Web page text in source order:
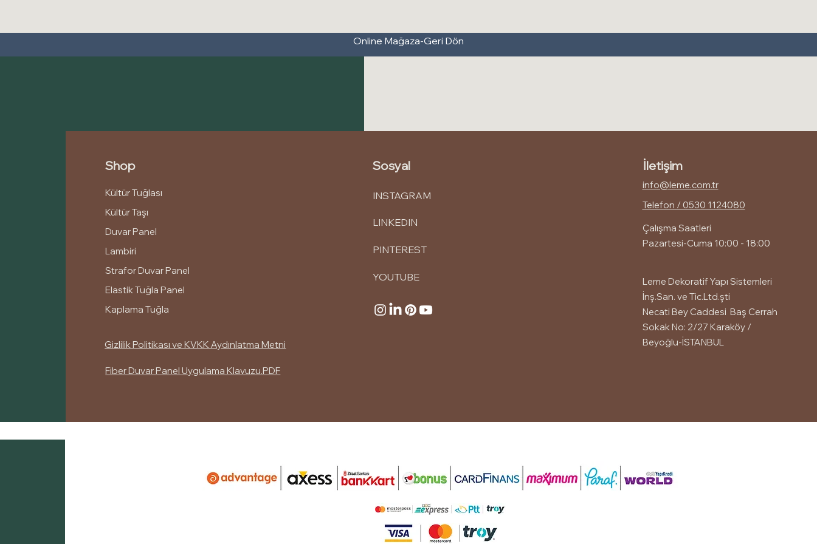
Online Mağaza-Geri Dön
Shop
Kültür Tuğlası
Kültür Taşı
Duvar Panel
Lambiri
Strafor Duvar Panel
Elastik Tuğla Panel
Kaplama Tuğla
Gizlilik Politikası ve KVKK Aydınlatma Metni
Fiber Duvar Panel Uygulama Klavuzu.PDF
Sosyal
INSTAGRAM
LINKEDIN
PINTEREST
YOUTUBE
İletişim
info@leme.com.tr
Telefon / 0530 1124080
Çalışma Saatleri
Pazartesi-Cuma 10:00 - 18:00
Leme Dekoratif Yapı Sistemleri
İnş.San. ve Tic.Ltd.şti
Necati Bey Caddesi Baş Cerrah
Sokak No: 2/27 Karaköy /
Beyoğlu-İSTANBUL